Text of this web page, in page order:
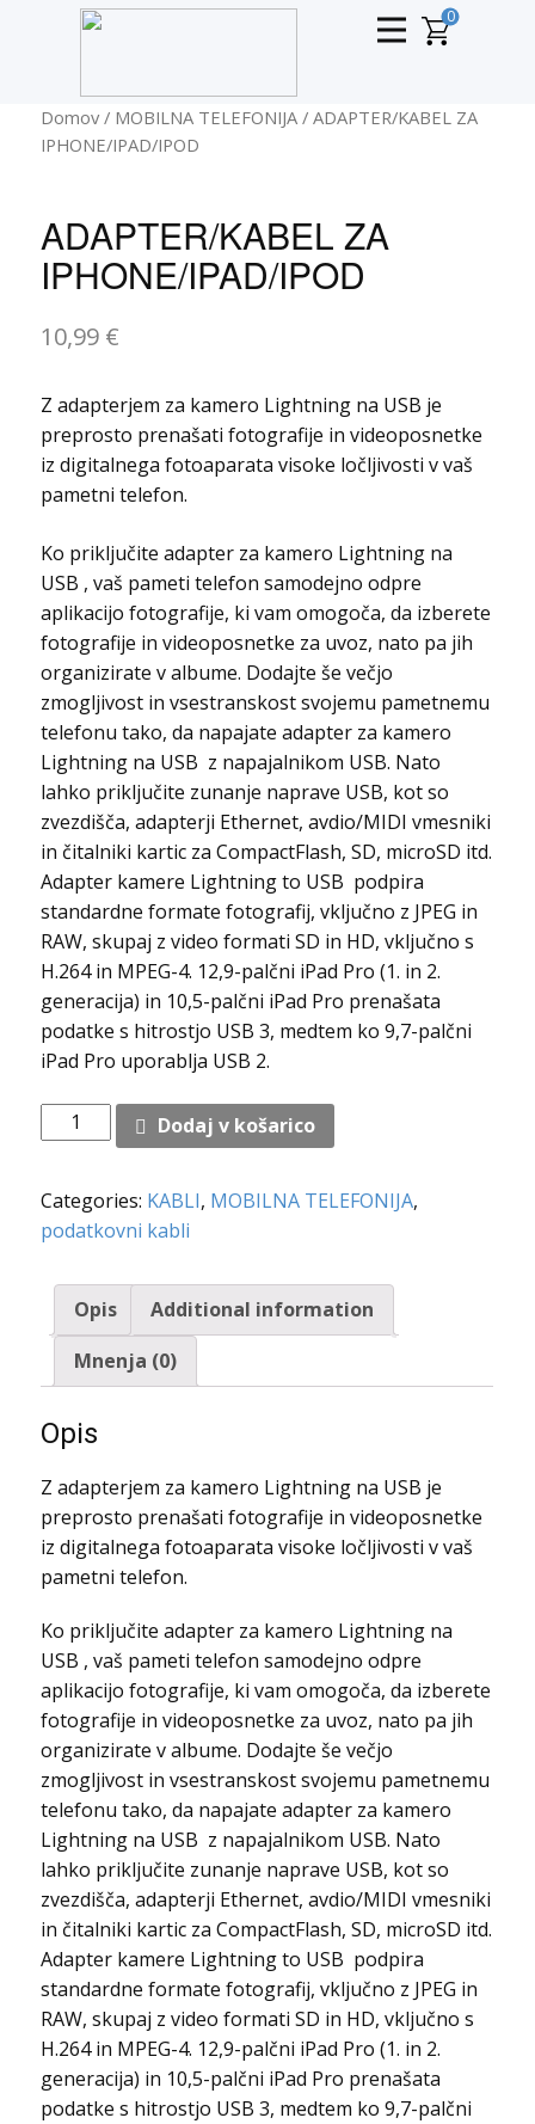
0
Domov / MOBILNA TELEFONIJA / ADAPTER/KABEL ZA
IPHONE/IPAD/IPOD
ADAPTER/KABEL ZA
IPHONE/IPAD/IPOD
10,99 €
Z adapterjem za kamero Lightning na USB je
preprosto prenašati fotografije in videoposnetke
iz digitalnega fotoaparata visoke ločljivosti v vaš
pametni telefon.
Ko priključite adapter za kamero Lightning na
USB , vaš pameti telefon samodejno odpre
aplikacijo fotografije, ki vam omogoča, da izberete
fotografije in videoposnetke za uvoz, nato pa jih
organizirate v albume. Dodajte še večjo
zmogljivost in vsestranskost svojemu pametnemu
telefonu tako, da napajate adapter za kamero
Lightning na USB z napajalnikom USB. Nato
lahko priključite zunanje naprave USB, kot so
zvezdišča, adapterji Ethernet, avdio/MIDI vmesniki
in čitalniki kartic za CompactFlash, SD, microSD itd.
Adapter kamere Lightning to USB podpira
standardne formate fotografij, vključno z JPEG in
RAW, skupaj z video formati SD in HD, vključno s
H.264 in MPEG-4. 12,9-palčni iPad Pro (1. in 2.
generacija) in 10,5-palčni iPad Pro prenašata
podatke s hitrostjo USB 3, medtem ko 9,7-palčni
iPad Pro uporablja USB 2.
ADAPTER/KABEL
ZA
quantity
Dodaj v košarico
Categories: KABLI, MOBILNA TELEFONIJA,
podatkovni kabli
Opis
Additional information
Mnenja (0)
Opis
Z adapterjem za kamero Lightning na USB je
preprosto prenašati fotografije in videoposnetke
iz digitalnega fotoaparata visoke ločljivosti v vaš
pametni telefon.
Ko priključite adapter za kamero Lightning na
USB , vaš pameti telefon samodejno odpre
aplikacijo fotografije, ki vam omogoča, da izberete
fotografije in videoposnetke za uvoz, nato pa jih
organizirate v albume. Dodajte še večjo
zmogljivost in vsestranskost svojemu pametnemu
telefonu tako, da napajate adapter za kamero
Lightning na USB z napajalnikom USB. Nato
lahko priključite zunanje naprave USB, kot so
zvezdišča, adapterji Ethernet, avdio/MIDI vmesniki
in čitalniki kartic za CompactFlash, SD, microSD itd.
Adapter kamere Lightning to USB podpira
standardne formate fotografij, vključno z JPEG in
RAW, skupaj z video formati SD in HD, vključno s
H.264 in MPEG-4. 12,9-palčni iPad Pro (1. in 2.
generacija) in 10,5-palčni iPad Pro prenašata
podatke s hitrostjo USB 3, medtem ko 9,7-palčni